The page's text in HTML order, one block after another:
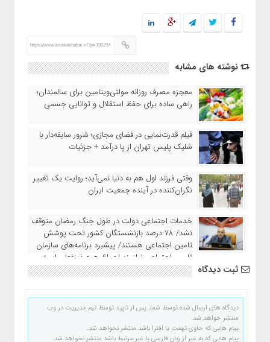
https://www.kioskekhabar.ir/?p=190297
نوشته های مشابه
معجزه مصرف روزانه مولتی‌ویتامین برای سالمندان؛
راهی ساده برای حفظ استقلال و توانایی جسمی
فیلم قدرت‌نمایی در فضای مجازی؛ شرور سابقه‌دار با
شلیک پلیس تهران از پا درآمد + جزئیات
وقتی فرزند اول هم به دنیا نمی‌آید؛ روایت یک تغییر
نگران‌کننده در آینده جمعیت ایران
خدمات اجتماعی دولت در طول جنگ رمضان متوقف
نشد/ ۷۸ درصد بازنشستگان کشور تحت پوشش
تامین اجتماعی هستند/ پیشبرد برنامه‌های سازمان
تامین اجتماعی نیازمند اجماع همه ذینفعان است
ثبت دیدگاه
دیدگاه های ارسال شده توسط شما، پس از تایید توسط تیم مدیریت در وب
منتشر خواهد شد.
پیام هایی که حاوی تهمت یا افترا باشد منتشر نخواهد شد.
پیام هایی که به غیر از زبان فارسی یا غیر مرتبط باشد منتشر نخواهد شد.